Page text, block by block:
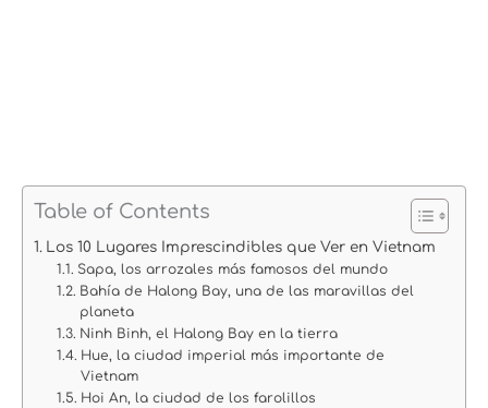
Table of Contents
Los 10 Lugares Imprescindibles que Ver en Vietnam
Sapa, los arrozales más famosos del mundo
Bahía de Halong Bay, una de las maravillas del
planeta
Ninh Binh, el Halong Bay en la tierra
Hue, la ciudad imperial más importante de
Vietnam
Hoi An, la ciudad de los farolillos